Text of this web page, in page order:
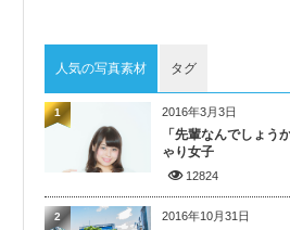
人気の写真素材 タグ
2016年3月3日
「先輩なんでしょう
ゃり女子
12824
1
2016年10月31日
2